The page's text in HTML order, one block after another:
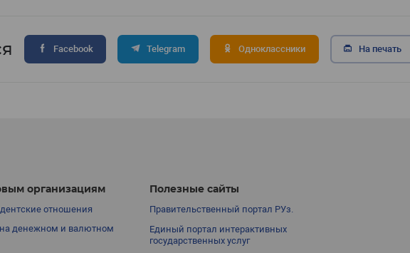
Facebook Telegram Одноклассники На печать
организациям
отношения
денежном и валютном
Полезные сайты
Правительственный портал РУз.
Единый портал интерактивных
государственных услуг